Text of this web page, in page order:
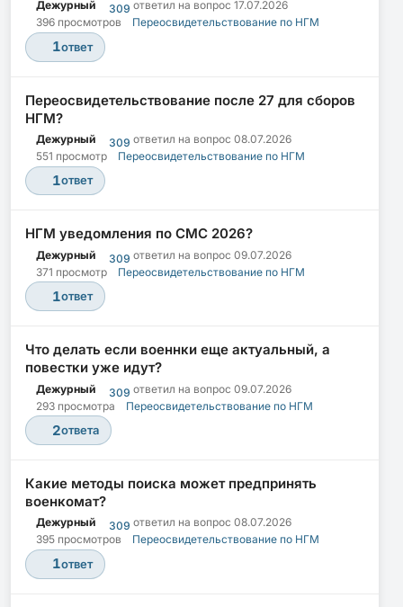
Дежурный 309 ответил на вопрос 17.07.2026
396 просмотров
Переосвидетельствование по НГМ
1ответ
Переосвидетельствование после 27 для сборов
НГМ?
Дежурный 309 ответил на вопрос 08.07.2026
551 просмотр
Переосвидетельствование по НГМ
1ответ
НГМ уведомления по СМС 2026?
Дежурный 309 ответил на вопрос 09.07.2026
371 просмотр
Переосвидетельствование по НГМ
1ответ
Что делать если военнки еще актуальный, а
повестки уже идут?
Дежурный 309 ответил на вопрос 09.07.2026
293 просмотра
Переосвидетельствование по НГМ
2ответа
Какие методы поиска может предпринять
военкомат?
Дежурный 309 ответил на вопрос 08.07.2026
395 просмотров
Переосвидетельствование по НГМ
1ответ